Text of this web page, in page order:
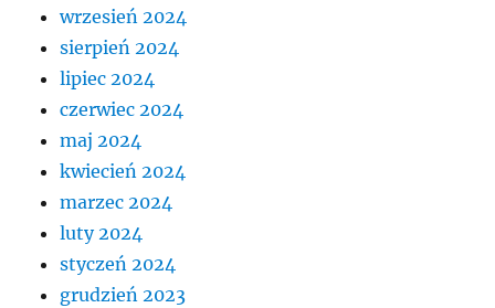
wrzesień 2024
sierpień 2024
lipiec 2024
czerwiec 2024
maj 2024
kwiecień 2024
marzec 2024
luty 2024
styczeń 2024
grudzień 2023